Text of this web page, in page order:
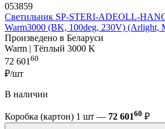
053859
Светильник SP-STERI-ADEOLL-
Warm3000 (BK, 100deg, 230V) (Arlight,
Произведено в Беларуси
Warm | Тёплый 3000 K
72 601 60
₽/шт
В наличии
Коробка (картон) 1 шт — 72 60160 ₽